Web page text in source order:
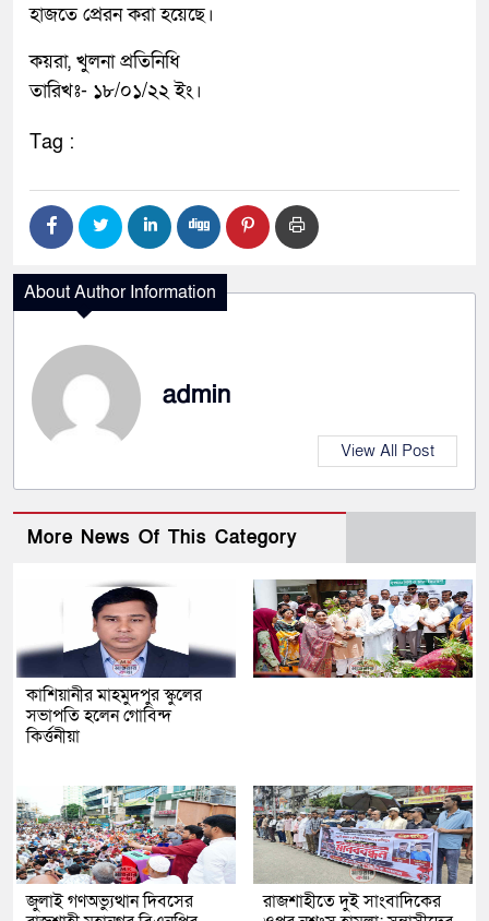
হাজতে প্রেরন করা হয়েছে।
কয়রা, খুলনা প্রতিনিধি
তারিখঃ- ১৮/০১/২২ ইং।
Tag :
About Author Information
admin
View All Post
More News Of This Category
কাশিয়ানীর মাহমুদপুর স্কুলের
সভাপতি হলেন গোবিন্দ
কির্ত্তনীয়া
জুলাই গণঅভ্যুত্থান দিবসের
রাজশাহীতে দুই সাংবাদিকের